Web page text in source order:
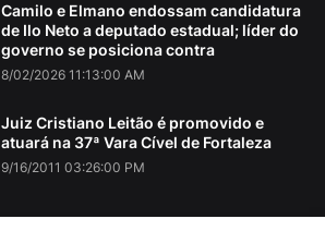
Camilo e Elmano endossam candidatura
de Ilo Neto a deputado estadual; líder do
governo se posiciona contra
8/02/2026 11:13:00 AM
Juiz Cristiano Leitão é promovido e
atuará na 37ª Vara Cível de Fortaleza
9/16/2011 03:26:00 PM